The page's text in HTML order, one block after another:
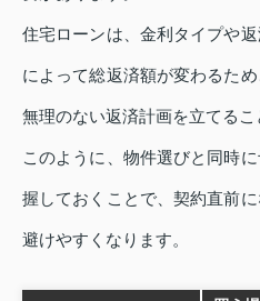
住宅ローンは、金利タイプや
によって総返済額が変わるた
無理のない返済計画を立てるこ
このように、物件選びと同時
握しておくことで、契約直前
避けやすくなります。